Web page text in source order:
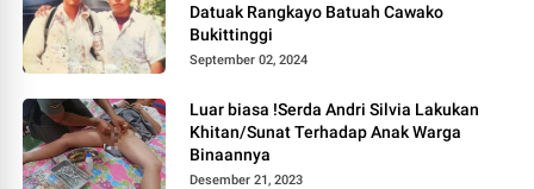
Datuak Rangkayo Batuah Cawako
Bukittinggi
September 02, 2024
Luar biasa !Serda Andri Silvia Lakukan
Khitan/Sunat Terhadap Anak Warga
Binaannya
Desember 21, 2023